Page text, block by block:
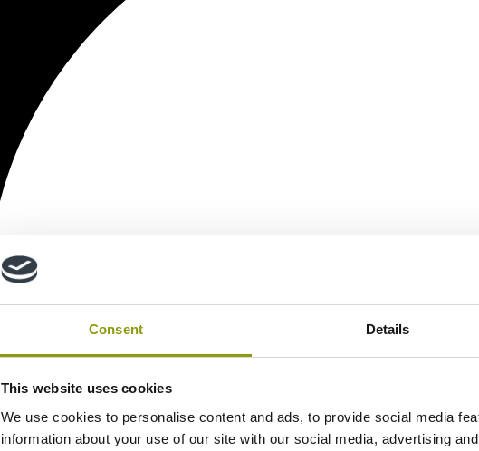
Consent Details
This website uses cookies
We use cookies to personalise content and ads, to provide social media
information about your use of our site with our social media, advertising